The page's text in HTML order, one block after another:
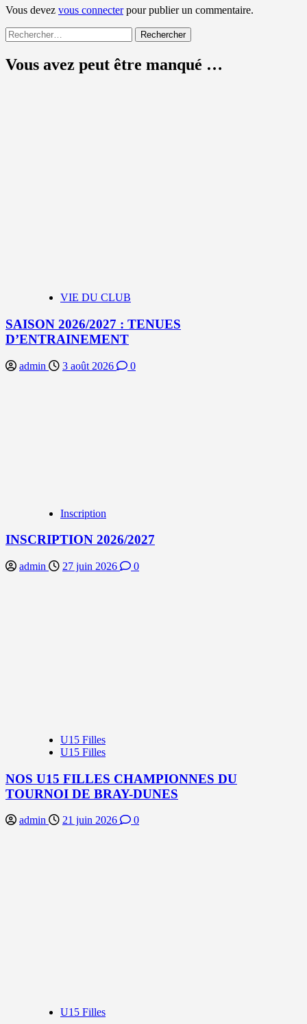
Vous devez vous connecterpour publier un commentaire.
Rechercher :
Vous avez peut être manqué …
VIE DU CLUB
SAISON 2026/2027 : TENUES
D’ENTRAINEMENT
admin 3 août 2026 0
Inscription
INSCRIPTION 2026/2027
admin 27 juin 2026 0
U15 Filles
U15 Filles
NOS U15 FILLES CHAMPIONNES DU
TOURNOI DE BRAY-DUNES
admin 21 juin 2026 0
U15 Filles